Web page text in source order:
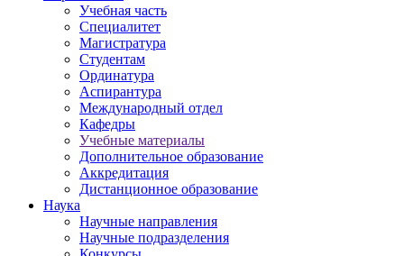
Учебная часть
Специалитет
Магистратура
Студентам
Ординатура
Аспирантура
Международный отдел
Кафедры
Учебные материалы
Дополнительное образование
Аккредитация
Дистанционное образование
Наука
Научные направления
Научные подразделения